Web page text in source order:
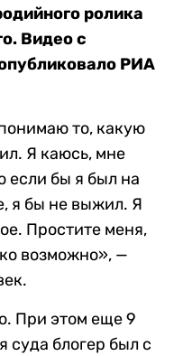
ролика
Видео с
РИА
то, какую
Я каюсь, мне
если бы я был на
я бы не выжил. Я
Простите меня,
возможно», —
При этом еще 9
суда блогер был с